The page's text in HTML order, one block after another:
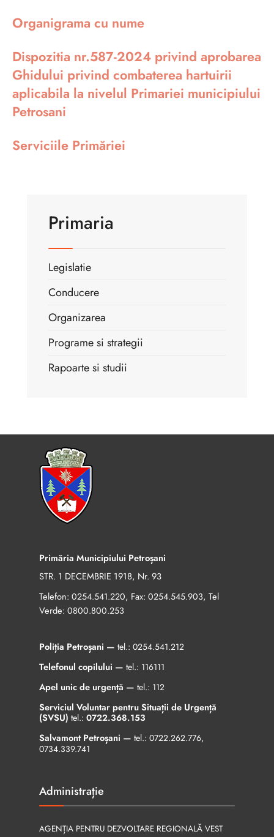
Organigrama cu nume
Dispozitia nr.587-2024 privind aprobarea
Ghidului privind combaterea hartuirii
aplicabila la nivelul Primariei municipiului
Petrosani
Serviciile Primăriei
Primaria
Legislatie
Conducere
Organizarea
Programe si strategii
Rapoarte si studii
Primăria Municipiului Petroșani
STR. 1 DECEMBRIE 1918, Nr. 93
Telefon: 0254.541.220, Fax: 0254.545.903, Tel
Verde: 0800.800.253
Poliția Petroșani — tel.: 0254.541.212
Telefonul copilului — tel.: 116111
Apel unic de urgență — tel.: 112
Serviciul Voluntar pentru Situații de Urgență
(SVSU) tel.: 0722.368.153
Salvamont Petroșani — tel.: 0722.262.776,
0734.339.741
Administrație
AGENȚIA PENTRU DEZVOLTARE REGIONALĂ VEST